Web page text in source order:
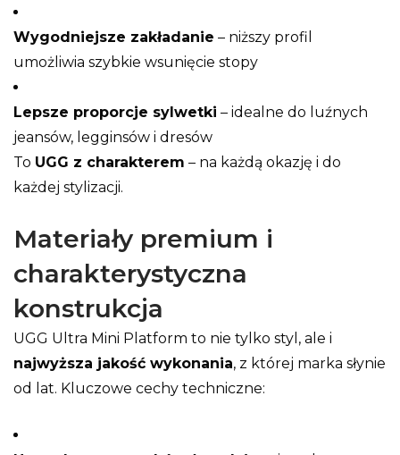
Wygodniejsze zakładanie – niższy profil
umożliwia szybkie wsunięcie stopy
Lepsze proporcje sylwetki – idealne do luźnych
jeansów, legginsów i dresów
To UGG z charakterem – na każdą okazję i do
każdej stylizacji.
Materiały premium i
charakterystyczna
konstrukcja
UGG Ultra Mini Platform to nie tylko styl, ale i
najwyższa jakość wykonania, z której marka słynie
od lat. Kluczowe cechy techniczne: